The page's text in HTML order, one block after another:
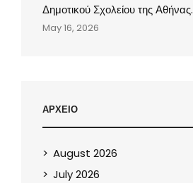
Δημοτικού Σχολείου της Αθήνας.
May 16, 2026
ΑΡΧΕΙΟ
August 2026
July 2026